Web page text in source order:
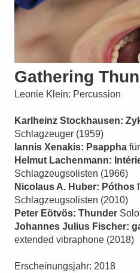
Gathering
Leonie Klein: Percussion
Karlheinz Stockhausen:
Schlagzeuger (1959)
Iannis Xenakis: Psappha
Helmut Lachenmann:
Schlagzeugsolisten (1966)
Nicolaus A. Huber: Póthos
Schlagzeugsolisten (2010)
Peter Eötvös: Thunder
Johannes Julius Fischer:
extended vibraphone (2018)
Er­schei­nungs­jahr: 2018